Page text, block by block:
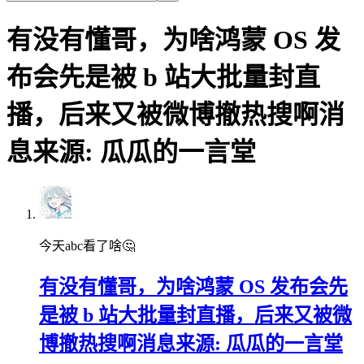
有没有懂哥，为啥鸿蒙 OS 发
布会先是被 b 站大批量封直
播，后来又被微博撤热搜啊消
息来源: 瓜瓜的一言堂
今天abc看了啥🤔
有没有懂哥，为啥鸿蒙 OS 发布会先
是被 b 站大批量封直播，后来又被微
博撤热搜啊消息来源: 瓜瓜的一言堂